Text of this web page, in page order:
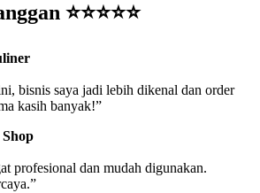
⭐⭐⭐⭐⭐
bisnis saya jadi lebih dikenal dan order
kasih banyak!”
profesional dan mudah digunakan.